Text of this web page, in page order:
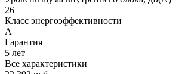
26
Класс энергоэффективности
А
Гарантия
5 лет
Все характеристики